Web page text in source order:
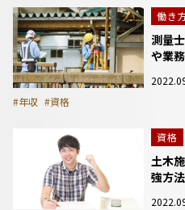
働き
測量
や業
#年収 #資格
資格
土木
強方